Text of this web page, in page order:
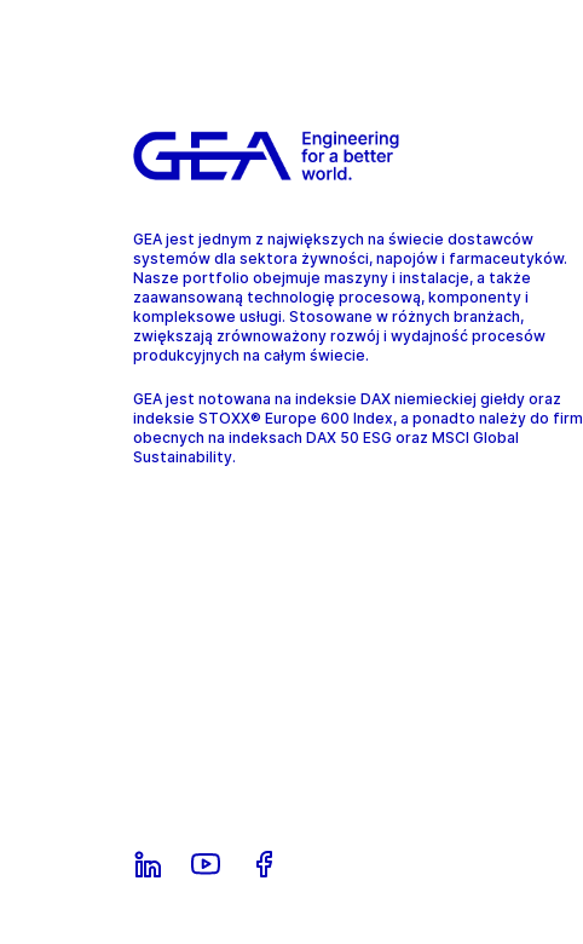
GEA jest jednym z największych na świecie dostawców
systemów dla sektora żywności, napojów i farmaceutyków.
Nasze portfolio obejmuje maszyny i instalacje, a także
zaawansowaną technologię procesową, komponenty i
kompleksowe usługi. Stosowane w różnych branżach,
zwiększają zrównoważony rozwój i wydajność procesów
produkcyjnych na całym świecie.
GEA jest notowana na indeksie DAX niemieckiej giełdy oraz
indeksie STOXX® Europe 600 Index, a ponadto należy do firm
obecnych na indeksach DAX 50 ESG oraz MSCI Global
Sustainability.